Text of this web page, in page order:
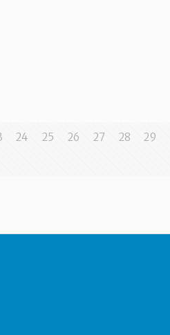
24 25 26 27 28
29